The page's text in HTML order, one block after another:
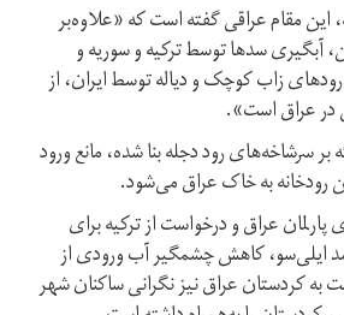
این مقام عراقی گفته است که «علاوە‌بر
سدها توسط ترکیە و سوریە و
زاب کوچک و دیالە توسط ایران، از
در عراق است».
سرشاخه‌های رود دجله بنا شده، مانع ورود
رودخانە به خاک عراق می‌شود.
عراق و درخواست از ترکیە برای
ایلی‌سو، کاهش چشمگیر آب ورودی از
کردستان عراق نیز نگرانی ساکنان شهر